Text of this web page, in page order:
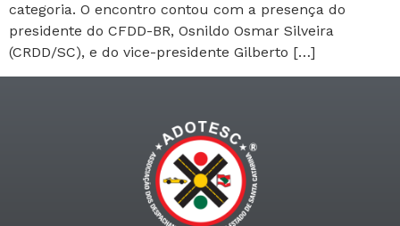
categoria. O encontro contou com a presença do
presidente do CFDD-BR, Osnildo Osmar Silveira
(CRDD/SC), e do vice-presidente Gilberto […]